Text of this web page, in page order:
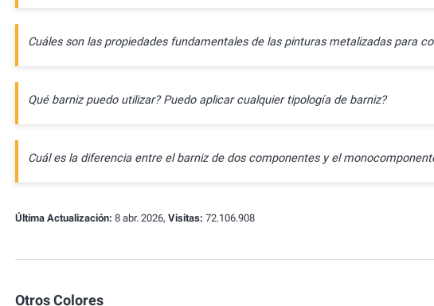
Cuáles son las propiedades fundamentales de las pinturas metalizadas para
Qué barniz puedo utilizar? Puedo aplicar cualquier tipología de barniz?
Cuál es la diferencia entre el barniz de dos componentes y el
Última Actualización: 8 abr. 2026, Visitas: 72.106.908
Otros Colores